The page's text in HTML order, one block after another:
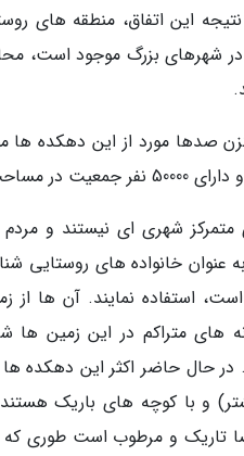
نتیجه این اتفاق، منطقه
شهرهای بزرگ موجود است،
صدها مورد از این دهکده ها
مربع است.
شهری ای نیستند و مردم
عنوان خانواده های روستایی
است، استفاده نمایند. آن ها
متراکم در این زمین ها
در حال حاضر اکثر این دهکده
و با کوچه های باریک
و مرطوب است طوری که